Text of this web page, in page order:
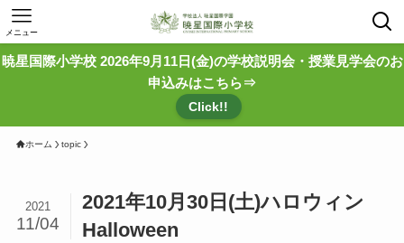
メニュー
暁星国際小学校 2026年9月11日(金)の学校説明会・授業見学会のお
申込みはこちら⇒
Click!!
ホーム topic
2021年10月30日(土)ハロウィン
Halloween
2021
11/04